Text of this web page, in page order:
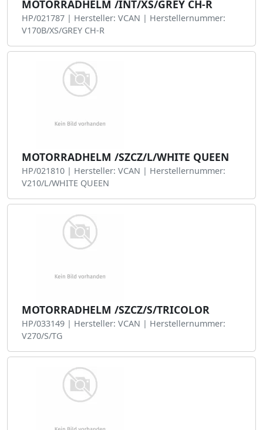
MOTORRADHELM /INT/XS/GREY CH-R
HP/021787 | Hersteller: VCAN | Herstellernummer:
V170B/XS/GREY CH-R
MOTORRADHELM /SZCZ/L/WHITE QUEEN
HP/021810 | Hersteller: VCAN | Herstellernummer:
V210/L/WHITE QUEEN
MOTORRADHELM /SZCZ/S/TRICOLOR
HP/033149 | Hersteller: VCAN | Herstellernummer:
V270/S/TG